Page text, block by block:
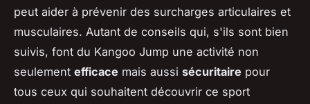
peut aider à prévenir des surcharges articulaires et
musculaires. Autant de conseils qui, s'ils sont bien
suivis, font du Kangoo Jump une activité non
seulement efficace mais aussi sécuritaire pour
tous ceux qui souhaitent découvrir ce sport